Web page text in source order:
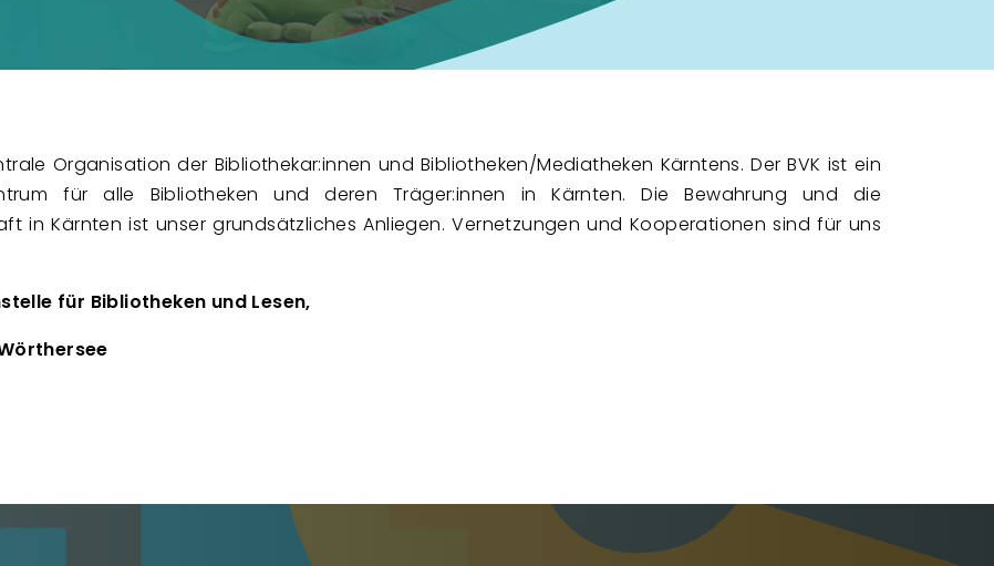
Organisation der Bibliothekar:innen und Bibliotheken/Mediatheken Kärntens.Der BVK ist ein
für alle Bibliotheken und deren Träger:innen in Kärnten. Die Bewahrung und die
in Kärnten ist unser grundsätzliches Anliegen. Vernetzungen und Kooperationen sind für uns
für Bibliotheken und Lesen,